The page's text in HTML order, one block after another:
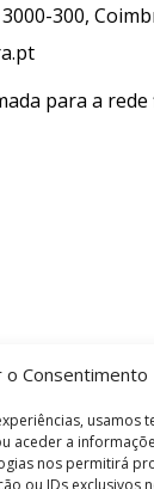
o Consentimento
usamos
aceder a
nos permitirá
ou IDs exclusivos
300,
para a rede